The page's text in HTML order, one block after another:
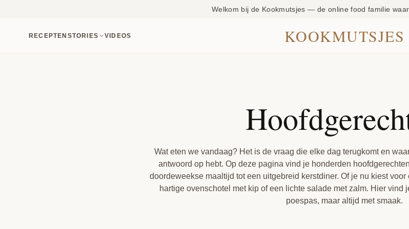
Welkom bij de Kookmutsjes — de online food familie
RECEPTEN STORIES VIDEOS KOOKMUTSJES
Wat eten we vandaag? Het is de vraag die elke dag terugkomt en
antwoord op hebt. Op deze pagina vind je honderden
doordeweekse maaltijd tot een uitgebreid kerstdiner. Of je nu kiest voor
hartige ovenschotel met kip of een lichte salade met zalm. Hier vind
poespas, maar altijd met smaak.